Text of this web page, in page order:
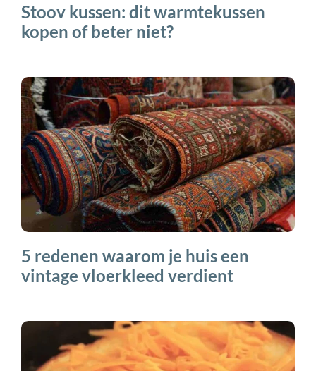
Stoov kussen: dit warmtekussen
kopen of beter niet?
5 redenen waarom je huis een
vintage vloerkleed verdient